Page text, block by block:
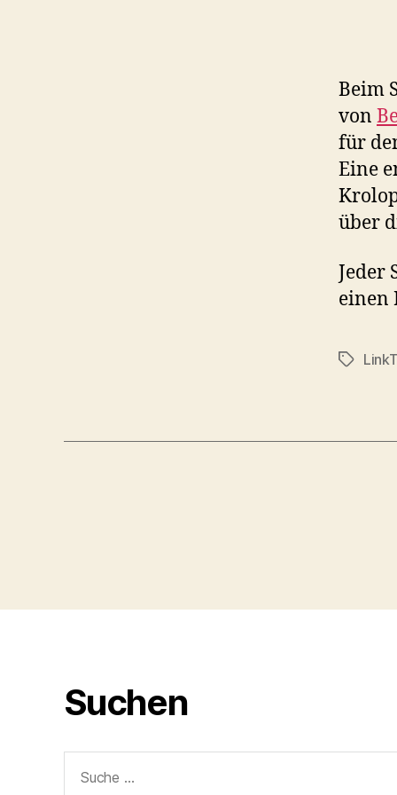
Beim
von
für
Eine
über
Jeder
einen
Suchen
nach: